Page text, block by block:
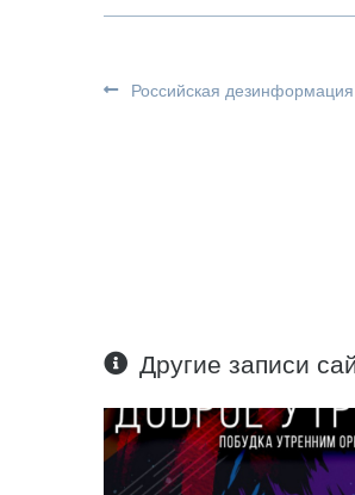
Российская
Другие записи